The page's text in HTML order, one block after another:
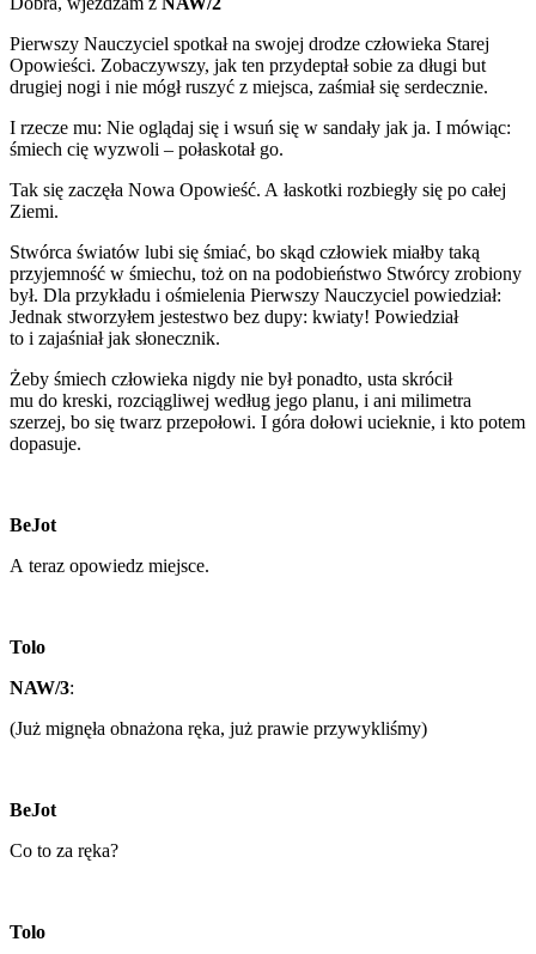
Pierwszy Nauczyciel spotkał na swojej drodze człowieka Starej
Opowieści. Zobaczywszy, jak ten przydeptał sobie za długi but
drugiej nogi i nie mógł ruszyć z miejsca, zaśmiał się serdecznie.
I rzecze mu: Nie oglądaj się i wsuń się w sandały jak ja. I mówiąc:
śmiech cię wyzwoli – połaskotał go.
Tak się zaczęła Nowa Opowieść. A łaskotki rozbiegły się po całej
Ziemi.
Stwórca światów lubi się śmiać, bo skąd człowiek miałby taką
przyjemność w śmiechu, toż on na podobieństwo Stwórcy zrobiony
był. Dla przykładu i ośmielenia Pierwszy Nauczyciel powiedział:
Jednak stworzyłem jestestwo bez dupy: kwiaty! Powiedział
to i zajaśniał jak słonecznik.
Żeby śmiech człowieka nigdy nie był ponadto, usta skrócił
mu do kreski, rozciągliwej według jego planu, i ani milimetra
szerzej, bo się twarz przepołowi. I góra dołowi ucieknie, i kto potem
dopasuje.
BeJot
A teraz opowiedz miejsce.
Tolo
NAW/3:
(Już mignęła obnażona ręka, już prawie przywykliśmy)
BeJot
Co to za ręka?
Tolo